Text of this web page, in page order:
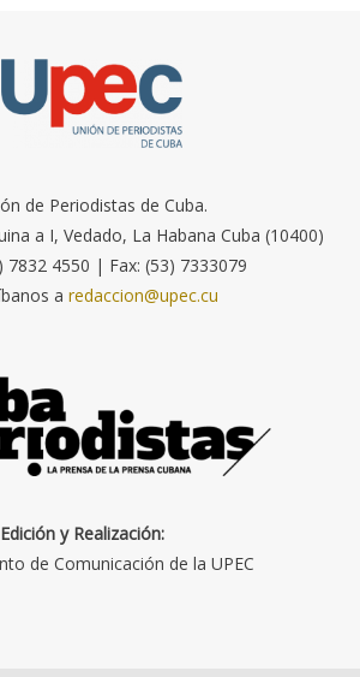
de Periodistas de Cuba.
a I, Vedado, La Habana Cuba (10400)
7832 4550 | Fax: (53) 7333079
a redaccion@upec.cu
Edición y Realización:
de Comunicación de la UPEC